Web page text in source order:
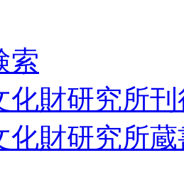
索
化財研究所
化財研究所